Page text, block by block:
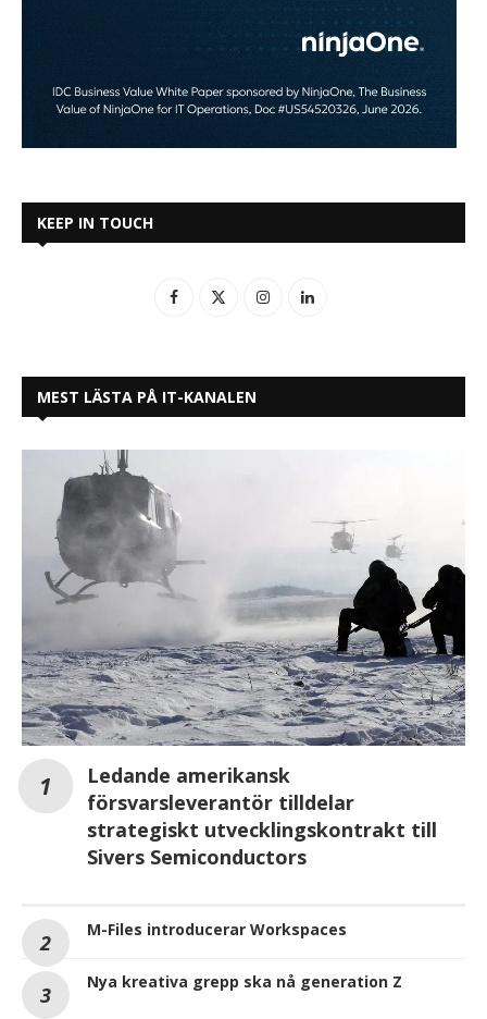
KEEP IN TOUCH
MEST LÄSTA PÅ IT-KANALEN
Ledande amerikansk
försvarsleverantör tilldelar
strategiskt utvecklingskontrakt till
Sivers Semiconductors
M-Files introducerar Workspaces
Nya kreativa grepp ska nå generation Z